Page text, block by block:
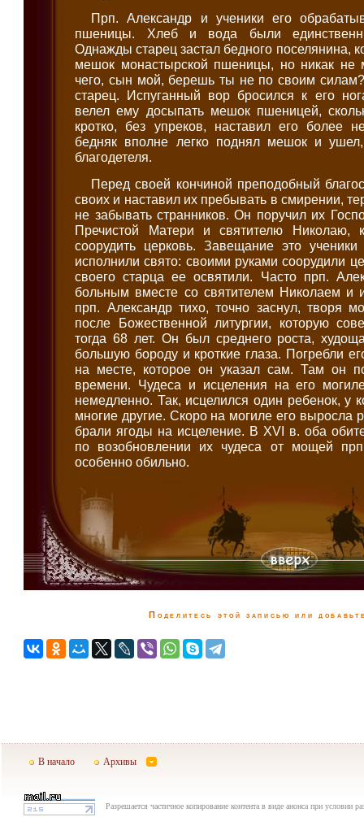
Прп. Александр и ученики его
пшеницы. Хлеб и вода были
Однажды старец застал бедного поселянина,
мешок монастырской пшеницы, но никак не
чего, сын мой, берешь ты не по своим
старец. Испуганный вор бросился к его
велел ему досыпать мешок пшеницей,
кротко, без упреков, наставил его более
бедняк вполне легко поднял мешок и ушел,
благодетеля.
Перед своей кончиной преподобный
своих и наставил их пребывать в смирении,
не забывать странников. Он поручил их
Пречистой Матери и святителю Николаю,
соорудить церковь. Завещание это
исполнили свято: своими руками соорудили
своего старца ее освятили. Часто прп.
больным вместе со святителем Николаем и
прп. Александр тихо, точно заснул, творя
после Божественной литургии, которую
тогда 68 лет. Он был среднего роста,
большую бороду и кроткие глаза. Погребли
на месте, которое он указал сам. Там он
времени. Чудеса и исцеления на его
немедленно. Так, исцелился один ребенок, у
многие другие. Скоро на могиле его выросла
брали ягоды на исцеление. В XVI в. оба
по возобновлении их чудеса от мощей
особенно обильно.
Поделитесь этой записью или
В начало Архивы
Разрешается частичное копирование контента в виде анонса при условии